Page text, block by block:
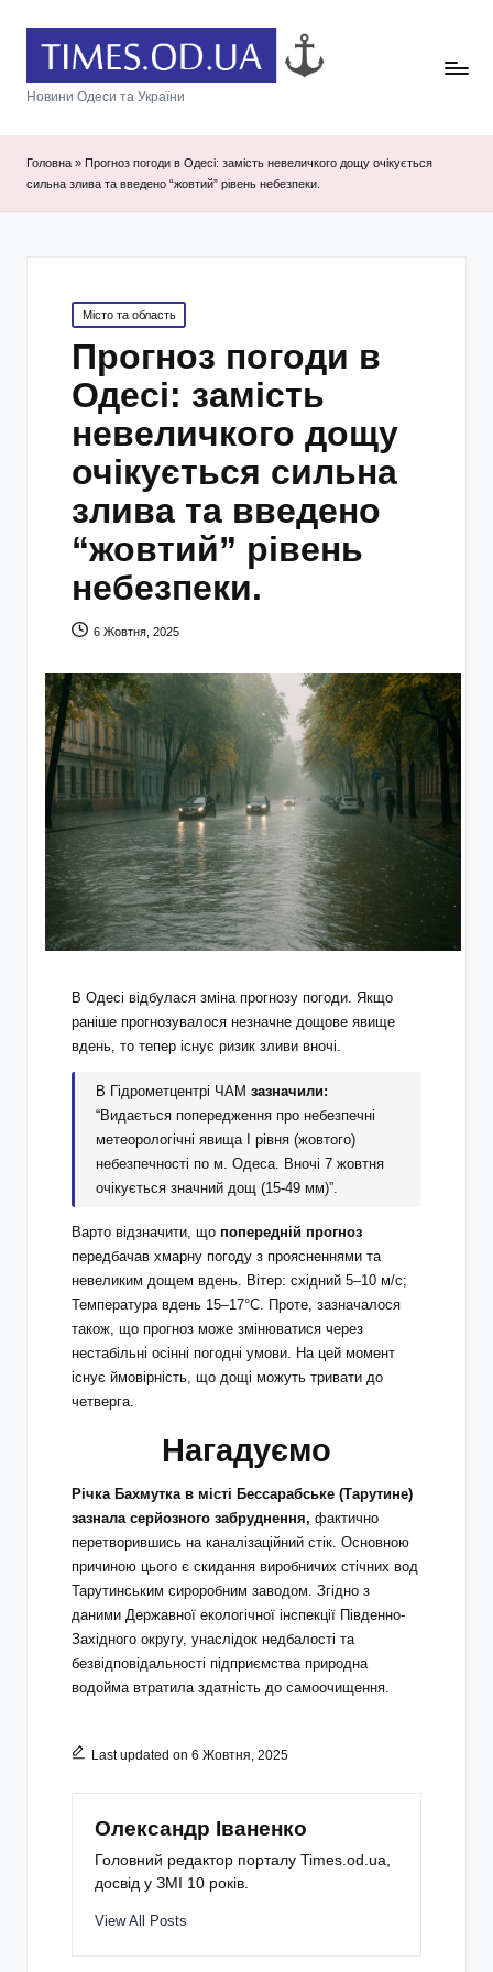
Новини Одеси та України
Головна » Прогноз погоди в Одесі: замість невеличкого дощу очікується
сильна злива та введено “жовтий” рівень небезпеки.
Posted
in
Місто та область
Прогноз погоди в
Одесі: замість
невеличкого дощу
очікується сильна
злива та введено
“жовтий” рівень
небезпеки.
6 Жовтня, 2025
В Одесі відбулася зміна прогнозу погоди. Якщо
раніше прогнозувалося незначне дощове явище
вдень, то тепер існує ризик зливи вночі.
В Гідрометцентрі ЧАМзазначили:
“Видається попередження про небезпечні
метеорологічні явища І рівня (жовтого)
небезпечності по м. Одеса. Вночі 7 жовтня
очікується значний дощ (15-49 мм)”.
Варто відзначити, що попередній прогноз
передбачав хмарну погоду з проясненнями та
невеликим дощем вдень. Вітер: східний 5–10 м/с;
Температура вдень 15–17°С. Проте, зазначалося
також, що прогноз може змінюватися через
нестабільні осінні погодні умови. На цей момент
існує ймовірність, що дощі можуть тривати до
четверга.
Нагадуємо
Річка Бахмутка в місті Бессарабське (Тарутине)
зазнала серйозного забруднення, фактично
перетворившись на каналізаційний стік. Основною
причиною цього є скидання виробничих стічних вод
Тарутинським сироробним заводом. Згідно з
даними Державної екологічної інспекції Південно-
Західного округу, унаслідок недбалості та
безвідповідальності підприємства природна
водойма втратила здатність до самоочищення.
Last updated on 6 Жовтня, 2025
Олександр Іваненко
Головний редактор порталу Times.od.ua,
досвід у ЗМІ 10 років.
View All Posts